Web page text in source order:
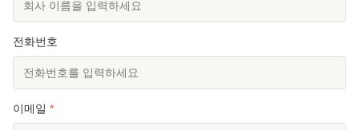
전화번호
이메일 *